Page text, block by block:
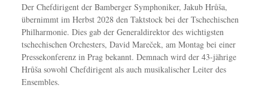
Der Chefdirigent der Bamberger Symphoniker, Jakub Hrůša,
übernimmt im Herbst 2028 den Taktstock bei der Tschechischen
Philharmonie. Dies gab der Generaldirektor des wichtigsten
tschechischen Orchesters, David Mareček, am Montag bei einer
Pressekonferenz in Prag bekannt. Demnach wird der 43-jährige
Hrůša sowohl Chefdirigent als auch musikalischer Leiter des
Ensembles.